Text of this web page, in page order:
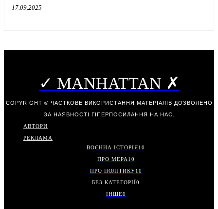
17.09.2025
✓ MANHATTAN ✗
COPYRIGHT © ЧАСТКОВЕ ВИКОРИСТАННЯ МАТЕРІАЛІВ ДОЗВОЛЕНО
ЗА НАЯВНОСТІ ГІПЕРПОСИЛАННЯ НА НАС.
АВТОРИ
РЕКЛАМА
ВОЄННА ІСТОРІЯ10
ПРО МЕРА 10
ПРО ПОЛІТИКУ10
БЕЗ КАТЕГОРІЇ0
ІНШЕ0